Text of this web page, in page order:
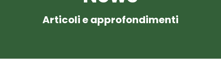
Articoli e approfondimenti